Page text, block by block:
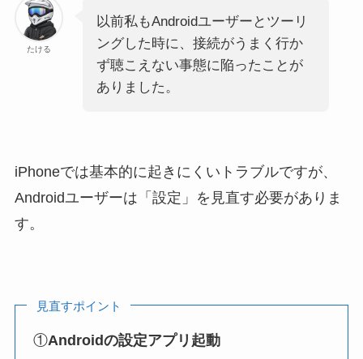
たける
以前私もAndroidユーザーとツーリ
ングした時に、接続がうまく行か
ず聴こえない事態に陥ったことが
ありました。
iPhoneでは基本的に起きにくいトラブルですが、
Androidユーザーは「設定」を見直す必要がありま
す。
見直すポイント
①Androidの設定アプリ起動